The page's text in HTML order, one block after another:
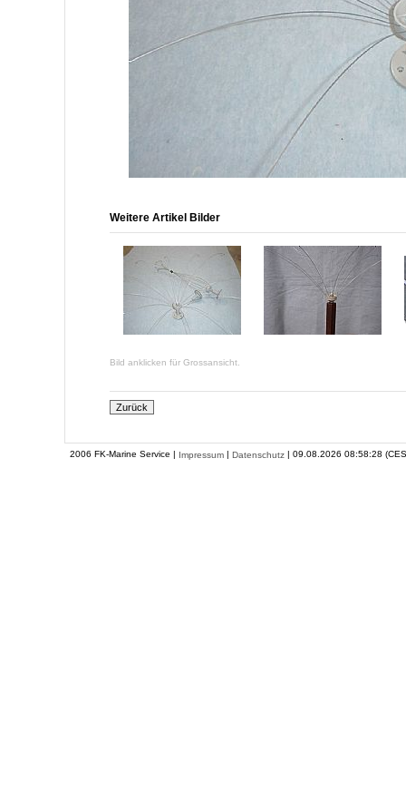
Weitere Artikel Bilder
Bild anklicken für Grossansicht.
2006 FK-Marine Service | Impressum | Datenschutz | 09.08.2026 08:58:28